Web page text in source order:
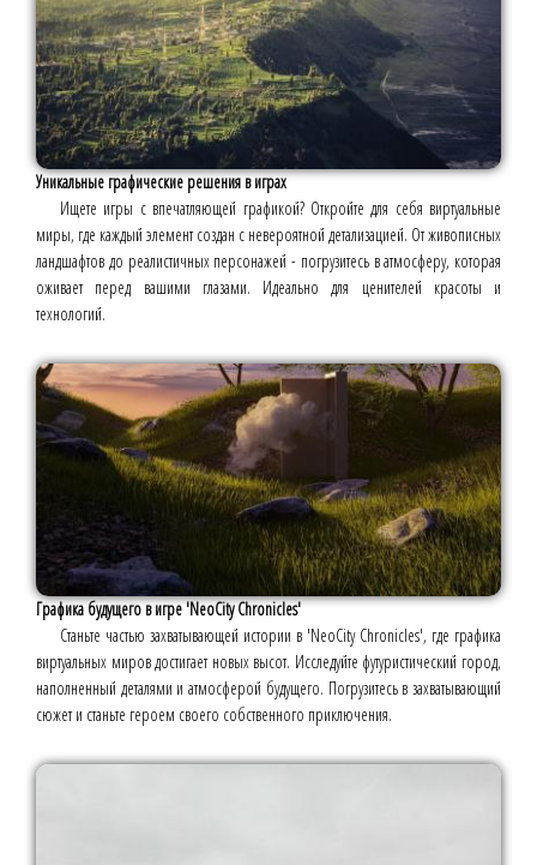
Уникальные графические решения в играх
Ищете игры с впечатляющей графикой? Откройте для себя виртуальные
миры, где каждый элемент создан с невероятной детализацией. От живописных
ландшафтов до реалистичных персонажей - погрузитесь в атмосферу, которая
оживает перед вашими глазами. Идеально для ценителей красоты и
технологий.
Графика будущего в игре 'NeoCity Chronicles'
Станьте частью захватывающей истории в 'NeoCity Chronicles', где графика
виртуальных миров достигает новых высот. Исследуйте футуристический город,
наполненный деталями и атмосферой будущего. Погрузитесь в захватывающий
сюжет и станьте героем своего собственного приключения.